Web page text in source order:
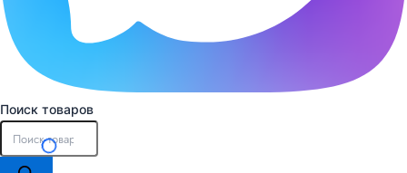
Поиск товаров